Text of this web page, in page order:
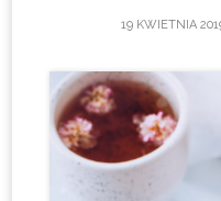
19 KWIETNIA